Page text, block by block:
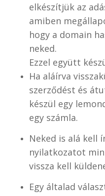
elkészítjük az
amiben
hogy a domain
neked.
Ezzel együtt
Ha aláírva
szerződést és
készül egy
egy számla.
Neked is alá kell
nyilatkozatot
vissza kell
Egy általad